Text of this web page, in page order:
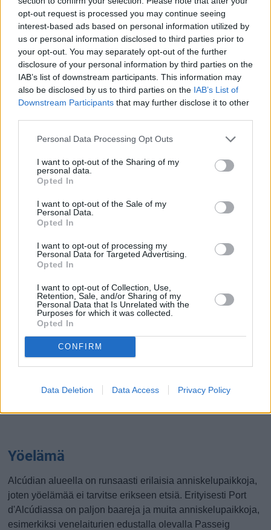
opt-out request is processed you may continue seeing
interest-based ads based on personal information utilized by
us or personal information disclosed to third parties prior to
your opt-out. You may separately opt-out of the further
disclosure of your personal information by third parties on the
IAB’s list of downstream participants. This information may
also be disclosed by us to third parties on the IAB’s List of
Downstream Participants that may further disclose it to other
Personal Data Processing Opt Outs
I want to opt-out of the Sharing of my
personal data.
Opted In
I want to opt-out of the Sale of my
Personal Data.
Opted In
I want to opt-out of processing my
Personal Data for Targeted Advertising.
Opted In
I want to opt-out of Collection, Use,
Retention, Sale, and/or Sharing of my
Personal Data that Is Unrelated with the
Purposes for which it was collected.
Opted In
CONFIRM
Data Deletion Data Access Privacy Policy
Yksi edullinen keino tutustua paikallisiin makuihin on tilata
arkisin päiväsaikaan tarjottava menu del dia -lounas, johon
kuuluu alkuruoka, pääruoka sekä jälkiruokana joko kahvi
tai jälkiruoka, ja ateriaan sisältyy myös muu juoma.
ilmoitus
Get Your Guide -sivustolta voit hankkia
liput paikkoihin ja ajanvietteisiin
Yöelämä
Alcúdian alueella on runsaasti erilaisia anniskelupaikkoja,
joten yöelämää ei tarvitse erikseen etsiä. Erityisesti Port
d'Alcúdiassa on paljon baareja ja muita anniskelupaikkoja,
esimerkiksi venelaiturien edustalla olevalla Passeig